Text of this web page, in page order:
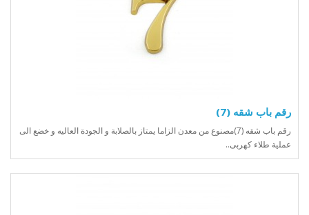
رقم باب شقه (7)
رقم باب شقه (7)مصنوع من معدن الزاما يمتاز بالصلابة و الجودة العاليه و خضع الى
عملية طلاء كهربى..